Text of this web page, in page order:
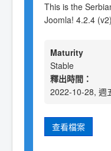
This is the
Joomla! 4.2.4 (v2)
Maturity
Stable
釋出時間：
2022-10-28, 週
查看檔案